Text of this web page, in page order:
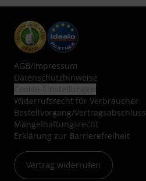
AGB/Impressum
Datenschutzhinweise
Widerrufsrecht für Verbraucher
Bestellvorgang/Vertragsabschluss
Mängelhaftungsrecht
Erklärung zur Barrierefreiheit
Vertrag widerrufen